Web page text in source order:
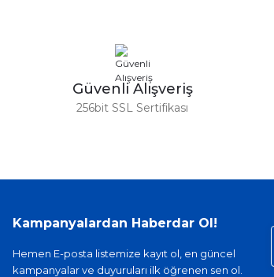
Güvenli Alışveriş
256bit SSL Sertifikası
Kampanyalardan Haberdar Ol!
Hemen E-posta listemize kayıt ol, en güncel
kampanyalar ve duyuruları ilk öğrenen sen ol.